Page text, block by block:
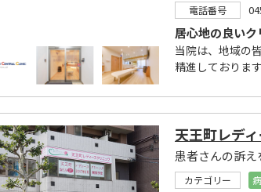
電話番号
居心地の良い
当院は、地域の
精進しておりま
天王町レデ
患者さんの訴
カテゴリー